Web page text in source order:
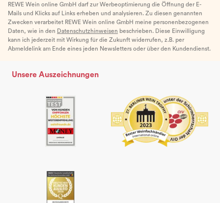
REWE Wein online GmbH darf zur Werbeoptimierung die Öffnung der E-
Mails und Klicks auf Links erheben und analysieren. Zu diesen genannten
Zwecken verarbeitet REWE Wein online GmbH meine personenbezogenen
Daten, wie in den Datenschutzhinweisen beschrieben. Diese Einwilligung
kann ich jederzeit mit Wirkung für die Zukunft widerrufen, z.B. per
Abmeldelink am Ende eines jeden Newsletters oder über den Kundendienst.
Unsere Auszeichnungen